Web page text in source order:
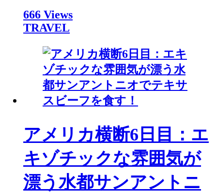
666 Views
TRAVEL
アメリカ横断6日目：エ
キゾチックな雰囲気が
漂う水都サンアントニ